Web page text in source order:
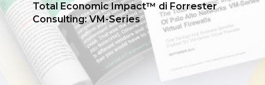
Total Economic Impact™ di Forrester
Consulting: VM-Series